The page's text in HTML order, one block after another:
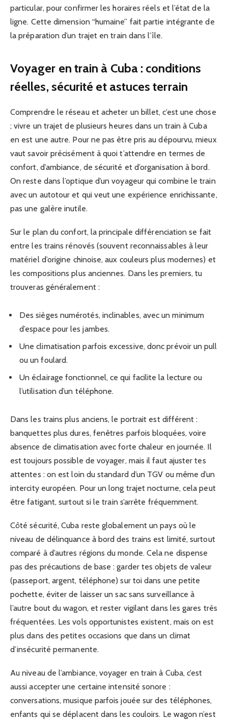
particular, pour confirmer les horaires réels et l’état de la
ligne. Cette dimension “humaine” fait partie intégrante de
la préparation d’un trajet en train dans l’île.
Voyager en train à Cuba : conditions
réelles, sécurité et astuces terrain
Comprendre le réseau et acheter un billet, c’est une chose
; vivre un trajet de plusieurs heures dans un train à Cuba
en est une autre. Pour ne pas être pris au dépourvu, mieux
vaut savoir précisément à quoi t’attendre en termes de
confort, d’ambiance, de sécurité et d’organisation à bord.
On reste dans l’optique d’un voyageur qui combine le train
avec un autotour et qui veut une expérience enrichissante,
pas une galère inutile.
Sur le plan du confort, la principale différenciation se fait
entre les trains rénovés (souvent reconnaissables à leur
matériel d’origine chinoise, aux couleurs plus modernes) et
les compositions plus anciennes. Dans les premiers, tu
trouveras généralement :
Des sièges numérotés, inclinables, avec un minimum
d’espace pour les jambes.
Une climatisation parfois excessive, donc prévoir un pull
ou un foulard.
Un éclairage fonctionnel, ce qui facilite la lecture ou
l’utilisation d’un téléphone.
Dans les trains plus anciens, le portrait est différent :
banquettes plus dures, fenêtres parfois bloquées, voire
absence de climatisation avec forte chaleur en journée. Il
est toujours possible de voyager, mais il faut ajuster tes
attentes : on est loin du standard d’un TGV ou même d’un
intercity européen. Pour un long trajet nocturne, cela peut
être fatigant, surtout si le train s’arrête fréquemment.
Côté sécurité, Cuba reste globalement un pays où le
niveau de délinquance à bord des trains est limité, surtout
comparé à d’autres régions du monde. Cela ne dispense
pas des précautions de base : garder tes objets de valeur
(passeport, argent, téléphone) sur toi dans une petite
pochette, éviter de laisser un sac sans surveillance à
l’autre bout du wagon, et rester vigilant dans les gares très
fréquentées. Les vols opportunistes existent, mais on est
plus dans des petites occasions que dans un climat
d’insécurité permanente.
Au niveau de l’ambiance, voyager en train à Cuba, c’est
aussi accepter une certaine intensité sonore :
conversations, musique parfois jouée sur des téléphones,
enfants qui se déplacent dans les couloirs. Le wagon n’est